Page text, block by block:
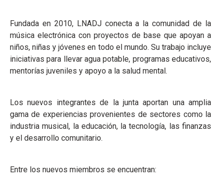
Fundada en 2010, LNADJ conecta a la comunidad de la
música electrónica con proyectos de base que apoyan a
niños, niñas y jóvenes en todo el mundo. Su trabajo incluye
iniciativas para llevar agua potable, programas educativos,
mentorías juveniles y apoyo a la salud mental.
Los nuevos integrantes de la junta aportan una amplia
gama de experiencias provenientes de sectores como la
industria musical, la educación, la tecnología, las finanzas
y el desarrollo comunitario.
Entre los nuevos miembros se encuentran: